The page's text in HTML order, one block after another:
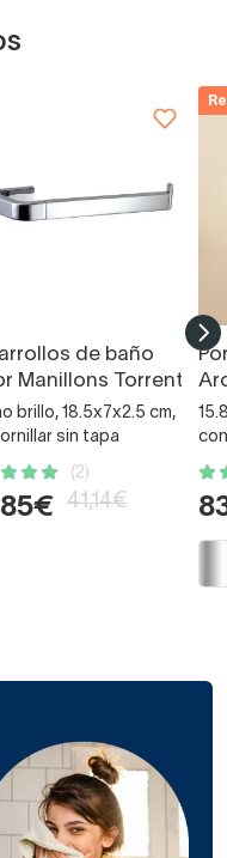
de baño
Manillons Torrent
brillo, 18.5x7x2.5 cm,
sin tapa
(2)
41,14€